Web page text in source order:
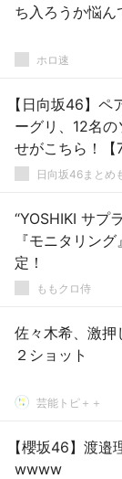
ち入ろうか悩
ホロ速
【日向坂46】ペ
ーグリ、12名
せがこちら！【
日向坂46まとめ
“YOSHIKI サプ
『モニタリン
定！
ももクロ侍
佐々木希、激押
２ショット
芸能トピ＋＋
【櫻坂46】渡
wwww